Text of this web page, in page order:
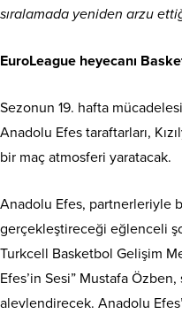
sıralamada yeniden arzu
EuroLeague heyecanı
Sezonun 19. hafta
Anadolu Efes taraftarları,
bir maç atmosferi yaratacak.
Anadolu Efes, partnerleriyle
gerçekleştireceği eğlenceli
Turkcell Basketbol Gelişim
Efes’in Sesi” Mustafa
alevlendirecek. Anadolu